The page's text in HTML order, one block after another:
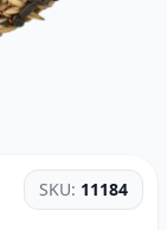
SKU: 11184